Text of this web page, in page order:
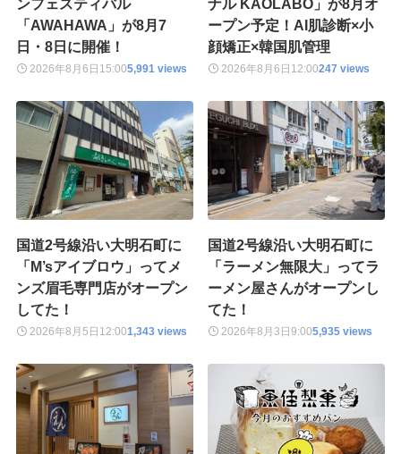
ンフェスティバル
「AWAHAWA」が8月7
日・8日に開催！
2026年8月6日 15:005,991 views
ナル KAOLABO」が8月オ
ープン予定！AI肌診断×小
顔矯正×韓国肌管理
2026年8月6日 12:00247 views
国道2号線沿い大明石町に
「M’sアイブロウ」ってメ
ンズ眉毛専門店がオープン
してた！
2026年8月5日 12:001,343 views
国道2号線沿い大明石町に
「ラーメン無限大」ってラ
ーメン屋さんがオープンし
てた！
2026年8月3日9:005,935 views